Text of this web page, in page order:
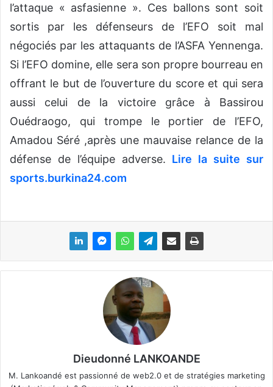
l’attaque « asfasienne ». Ces ballons sont soit
sortis par les défenseurs de l’EFO soit mal
négociés par les attaquants de l’ASFA Yennenga.
Si l’EFO domine, elle sera son propre bourreau en
offrant le but de l’ouverture du score et qui sera
aussi celui de la victoire grâce à Bassirou
Ouédraogo, qui trompe le portier de l’EFO,
Amadou Séré ,après une mauvaise relance de la
défense de l’équipe adverse. Lire la suite sur
sports.burkina24.com
Dieudonné LANKOANDE
M. Lankoandé est passionné de web2.0 et de stratégies marketing